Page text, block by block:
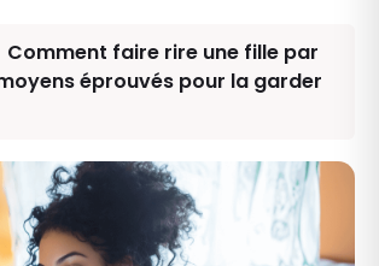
Comment faire rire une fille par
éprouvés pour la garder